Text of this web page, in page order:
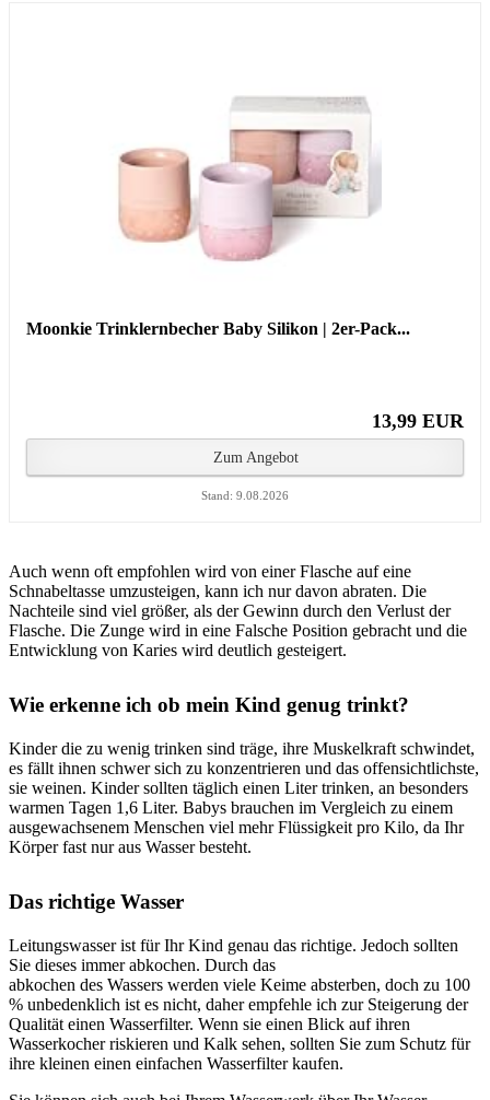
Moonkie Trinklernbecher Baby Silikon | 2er-Pack...
13,99 EUR
Zum Angebot
Stand: 9.08.2026
Auch wenn oft empfohlen wird von einer Flasche auf eine
Schnabeltasse umzusteigen, kann ich nur davon abraten. Die
Nachteile sind viel größer, als der Gewinn durch den Verlust der
Flasche. Die Zunge wird in eine Falsche Position gebracht und die
Entwicklung von Karies wird deutlich gesteigert.
Wie erkenne ich ob mein Kind genug trinkt?
Kinder die zu wenig trinken sind träge, ihre Muskelkraft schwindet,
es fällt ihnen schwer sich zu konzentrieren und das offensichtlichste,
sie weinen. Kinder sollten täglich einen Liter trinken, an besonders
warmen Tagen 1,6 Liter. Babys brauchen im Vergleich zu einem
ausgewachsenem Menschen viel mehr Flüssigkeit pro Kilo, da Ihr
Körper fast nur aus Wasser besteht.
Das richtige Wasser
Leitungswasser ist für Ihr Kind genau das richtige. Jedoch sollten
Sie dieses immer abkochen. Durch das
abkochen des Wassers werden viele Keime absterben, doch zu 100
% unbedenklich ist es nicht, daher empfehle ich zur Steigerung der
Qualität einen Wasserfilter. Wenn sie einen Blick auf ihren
Wasserkocher riskieren und Kalk sehen, sollten Sie zum Schutz für
ihre kleinen einen einfachen Wasserfilter kaufen.